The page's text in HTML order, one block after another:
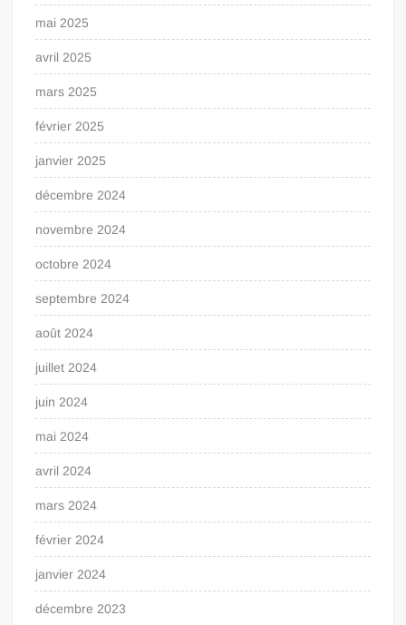
mai 2025
avril 2025
mars 2025
février 2025
janvier 2025
décembre 2024
novembre 2024
octobre 2024
septembre 2024
août 2024
juillet 2024
juin 2024
mai 2024
avril 2024
mars 2024
février 2024
janvier 2024
décembre 2023